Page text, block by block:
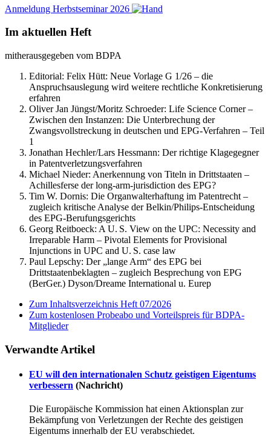
Anmeldung Herbstseminar 2026
Im aktuellen Heft
mitherausgegeben vom BDPA
Editorial: Felix Hütt: Neue Vorlage G 1/26 – die
Anspruchsauslegung wird weitere rechtliche Konkretisierung
erfahren
Oliver Jan Jüngst/Moritz Schroeder: Life Science Corner –
Zwischen den Instanzen: Die Unterbrechung der
Zwangsvollstreckung in deutschen und EPG-Verfahren – Teil
1
Jonathan Hechler/Lars Hessmann: Der richtige Klagegegner
in Patentverletzungsverfahren
Michael Nieder: Anerkennung von Titeln in Drittstaaten –
Achillesferse der long-arm-jurisdiction des EPG?
Tim W. Dornis: Die Organwalterhaftung im Patentrecht –
zugleich kritische Analyse der Belkin/Philips-Entscheidung
des EPG-Berufungsgerichts
Georg Reitboeck: A U. S. View on the UPC: Necessity and
Irreparable Harm – Pivotal Elements for Provisional
Injunctions in UPC and U. S. case law
Paul Lepschy: Der „lange Arm“ des EPG bei
Drittstaatenbeklagten – zugleich Besprechung von EPG
(BerGer.) Dyson/Dreame International u. Eurep
Zum Inhaltsverzeichnis Heft 07/2026
Zum kostenlosen Probeabo und Vorteilspreis für BDPA-
Mitglieder
Verwandte Artikel
EU will den internationalen Schutz geistigen Eigentums
verbessern (Nachricht)
Die Europäische Kommission hat einen Aktionsplan zur
Bekämpfung von Verletzungen der Rechte des geistigen
Eigentums innerhalb der EU verabschiedet.